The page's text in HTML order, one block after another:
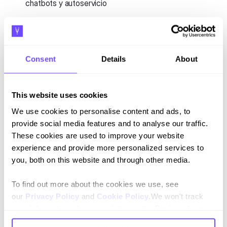
Consent Details About
This website uses cookies
We use cookies to personalise content and ads, to
provide social media features and to analyse our traffic.
These cookies are used to improve your website
experience and provide more personalized services to
you, both on this website and through other media.
To find out more about the cookies we use, see
our Privacy Policy and Cookie Policy .We won't track
comply with your preferences, we'll have to use just one
chatbots y autoservicio
Suscríbete a nuestro newsletter
Mantente al día con nuestras novedades y lanzamientos.